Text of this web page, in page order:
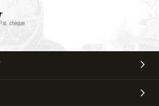
chèque